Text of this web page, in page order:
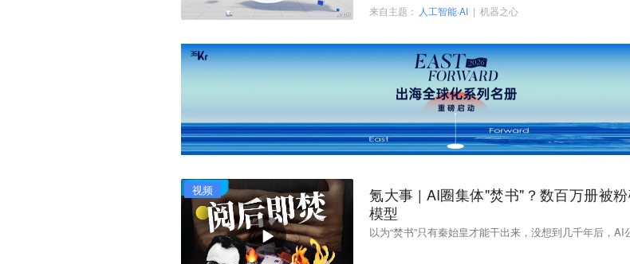
来自主题： 人工智能·AI | 机器之心
视频
氪大事 | AI圈集体"焚书"？数百万册被
模型
以为“焚书”只有秦始皇才能干出来，没想到几千年后，AI